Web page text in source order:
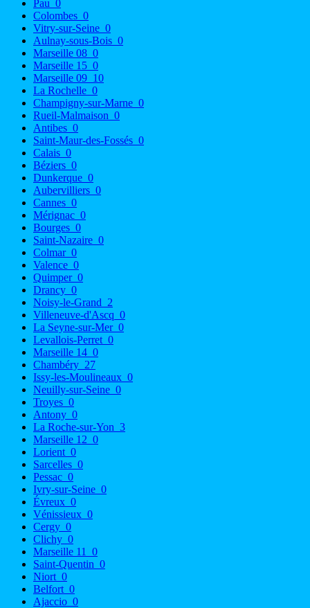
Pau 0
Colombes 0
Vitry-sur-Seine 0
Aulnay-sous-Bois 0
Marseille 08 0
Marseille 15 0
Marseille 09 10
La Rochelle 0
Champigny-sur-Marne 0
Rueil-Malmaison 0
Antibes 0
Saint-Maur-des-Fossés 0
Calais 0
Béziers 0
Dunkerque 0
Aubervilliers 0
Cannes 0
Mérignac 0
Bourges 0
Saint-Nazaire 0
Colmar 0
Valence 0
Quimper 0
Drancy 0
Noisy-le-Grand 2
Villeneuve-d'Ascq 0
La Seyne-sur-Mer 0
Levallois-Perret 0
Marseille 14 0
Chambéry 27
Issy-les-Moulineaux 0
Neuilly-sur-Seine 0
Troyes 0
Antony 0
La Roche-sur-Yon 3
Marseille 12 0
Lorient 0
Sarcelles 0
Pessac 0
Ivry-sur-Seine 0
Évreux 0
Vénissieux 0
Cergy 0
Clichy 0
Marseille 11
0
Saint-Quentin 0
Niort 0
Belfort 0
Ajaccio 0